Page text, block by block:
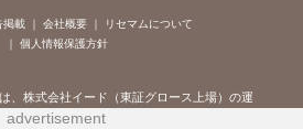
掲載 会社概要
リセマムについて
個人情報保護方針
、株式会社イード（東証グロース上場）の運
ビスです。
advertisement